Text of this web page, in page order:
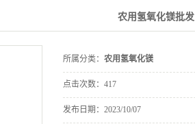
农用氢氧化镁批发
所属分类： 农用氢氧化镁
点击次数： 417
发布日期： 2023/10/07